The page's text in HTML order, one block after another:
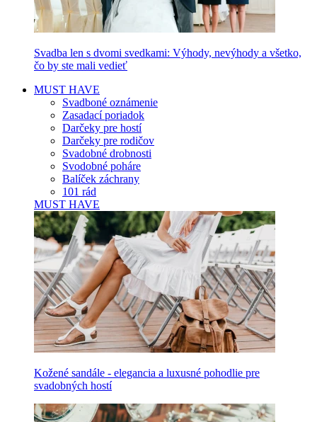
Svadba len s dvomi svedkami: Výhody, nevýhody a všetko,
čo by ste mali vedieť
MUST HAVE
Svadboné oznámenie
Zasadací poriadok
Darčeky pre hostí
Darčeky pre rodičov
Svadobné drobnosti
Svodobné poháre
Balíček záchrany
101 rád
MUST HAVE
Kožené sandále - elegancia a luxusné pohodlie pre
svadobných hostí